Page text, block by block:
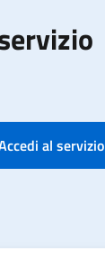
al servizio